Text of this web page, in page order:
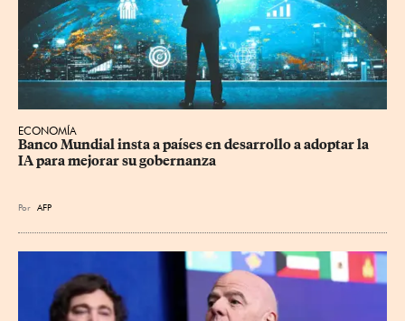
ECONOMÍA
Banco Mundial insta a países en desarrollo a adoptar la
IA para mejorar su gobernanza
Por AFP